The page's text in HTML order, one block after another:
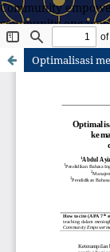
Community
community
masyarakat